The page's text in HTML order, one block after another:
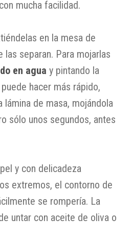
mucha facilidad.
en la mesa de
separan. Para mojarlas
en agua y pintando la
hacer más rápido,
de masa, mojándola
sólo unos segundos, antes
y con delicadeza
extremos, el contorno de
se rompería. La
untar con aceite de oliva o